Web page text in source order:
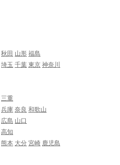
秋田 山形 福島
埼玉 千葉 東京 神奈川
三重
兵庫 奈良 和歌山
広島 山口
高知
熊本 大分 宮崎 鹿児島